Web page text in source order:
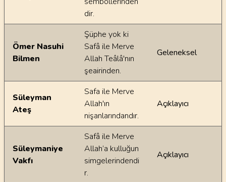
dir.
Ömer Nasuhi
Bilmen
Şüphe yok ki
Safâ ile Merve
Allah Teâlâ'nın
şeairinden.
Geleneksel
Süleyman
Ateş
Safa ile Merve
Allah'ın
nişanlarındandır.
Açıklayıcı
Süleymaniye
Vakfı
Safâ ile Merve
Allah’a kulluğun
simgelerindendi
r.
Açıklayıcı